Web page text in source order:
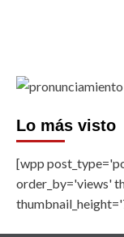
Lo más visto
[wpp
order_by='views'